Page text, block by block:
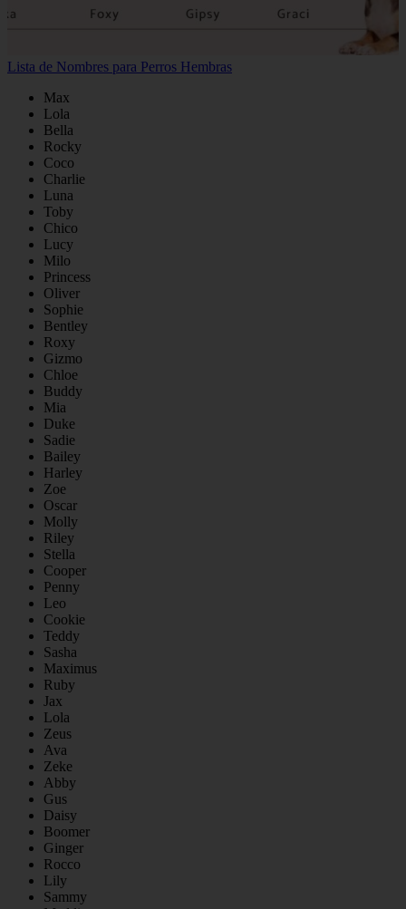
Lista de Nombres para Perros Hembras
Max
Lola
Bella
Rocky
Coco
Charlie
Luna
Toby
Chico
Lucy
Milo
Princess
Oliver
Sophie
Bentley
Roxy
Gizmo
Chloe
Buddy
Mia
Duke
Sadie
Bailey
Harley
Zoe
Oscar
Molly
Riley
Stella
Cooper
Penny
Leo
Cookie
Teddy
Sasha
Maximus
Ruby
Jax
Lola
Zeus
Ava
Zeke
Abby
Gus
Daisy
Boomer
Ginger
Rocco
Lily
Sammy